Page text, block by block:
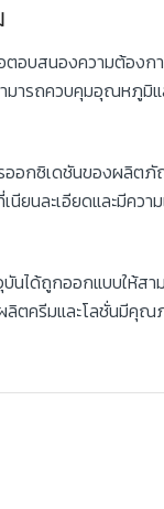
ตอบสนองความต้องก
มารถควบคุมอุณหภูมิ
อกซิเดชันของผลิตภั
นียนละเอียดและมีควา
บันได้ถูกออกแบบให้ส
ลิตครีมและโลชั่นมีคุณ